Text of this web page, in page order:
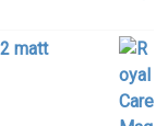
matt